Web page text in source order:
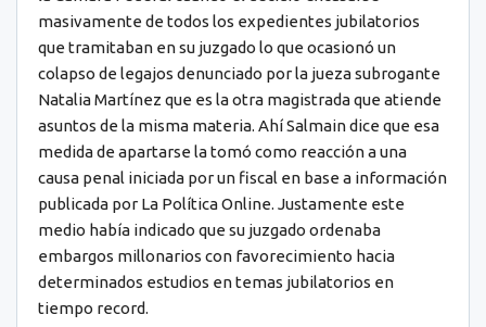
masivamente de todos los expedientes jubilatorios
que tramitaban en su juzgado lo que ocasionó un
colapso de legajos denunciado por la jueza subrogante
Natalia Martínez que es la otra magistrada que atiende
asuntos de la misma materia. Ahí Salmain dice que esa
medida de apartarse la tomó como reacción a una
causa penal iniciada por un fiscal en base a información
publicada por La Política Online. Justamente este
medio había indicado que su juzgado ordenaba
embargos millonarios con favorecimiento hacia
determinados estudios en temas jubilatorios en
tiempo record.